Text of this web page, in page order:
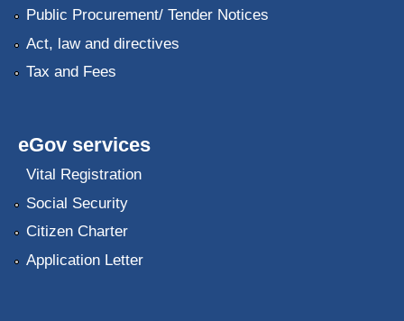
Public Procurement/ Tender Notices
Act, law and directives
Tax and Fees
eGov services
Vital Registration
Social Security
Citizen Charter
Application Letter